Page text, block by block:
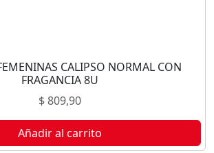
CALIPSO NORMAL CON
FRAGANCIA 8U
$809,90
Añadir al carrito